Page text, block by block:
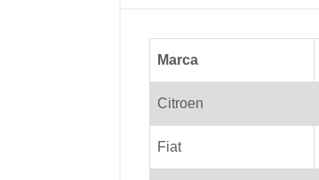
Marca
Citroen
Fiat